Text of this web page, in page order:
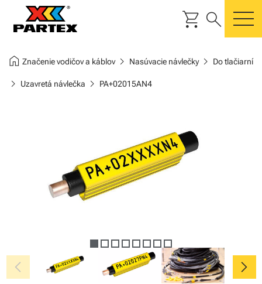
shopping_cart search
home Značenie vodičov a káblovchevron_right Nasúvacie návlečkychevron_right Do tlačiarní
chevron_right Uzavretá návlečka chevron_right PA+02015AN4
chevron_left chevron_right